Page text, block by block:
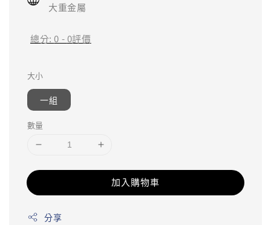
大重金屬
總分:0 -0評價
大小
一組
數量
加入購物車
分享